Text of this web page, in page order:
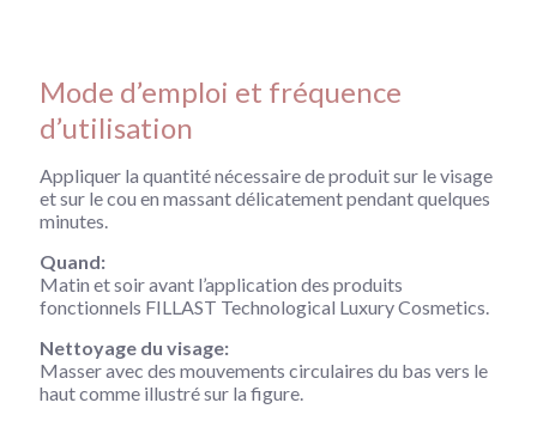
Mode d’emploi et fréquence
d’utilisation
Appliquer la quantité nécessaire de produit sur le visage
et sur le cou en massant délicatement pendant quelques
minutes.
Quand:
Matin et soir avant l’application des produits
fonctionnels FILLAST Technological Luxury Cosmetics.
Nettoyage du visage:
Masser avec des mouvements circulaires du bas vers le
haut comme illustré sur la figure.